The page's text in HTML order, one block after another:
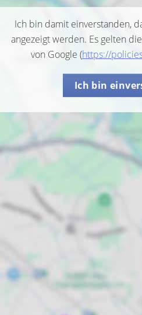
Ich bin damit einverstanden,
angezeigt werden. Es gelten
von Google (https://
Ich bin